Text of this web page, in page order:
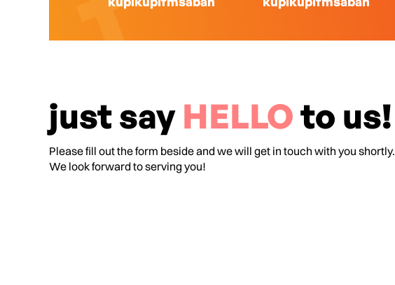
just say HELLOto us!
Please fill out the form beside and we will get in touch with you shortly.
We look forward to serving you!